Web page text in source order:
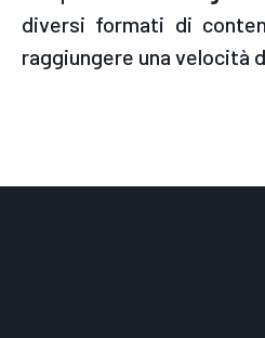
diversi formati di
raggiungere una velocità